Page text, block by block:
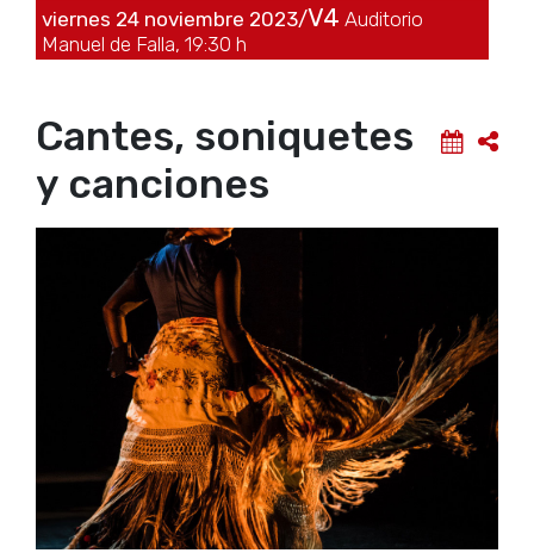
viernes 24 noviembre 2023/V4 Auditorio
Manuel de Falla, 19:30 h
Cantes, soniquetes
y canciones